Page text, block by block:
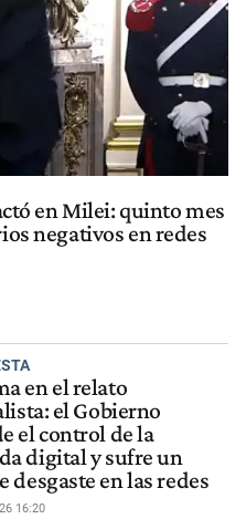
en Milei: quinto mes
negativos en redes
en el relato
el Gobierno
el control de la
digital y sufre un
desgaste en las redes
16:20